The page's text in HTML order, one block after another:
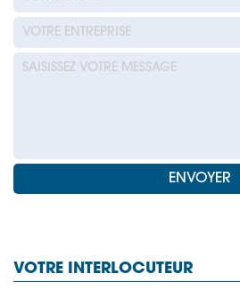
VOTRE INTERLOCUTEUR